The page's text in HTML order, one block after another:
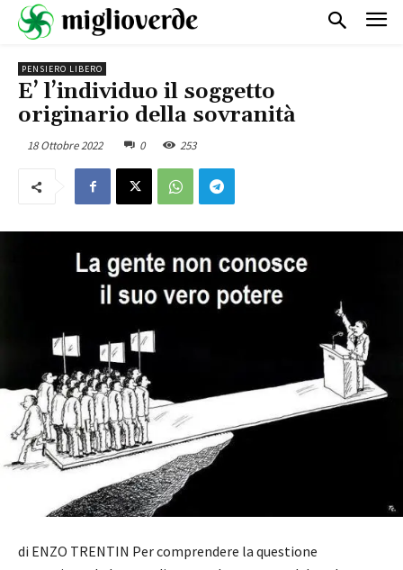
PENSIERO LIBERO
E’ l’individuo il soggetto
originario della sovranità
18 Ottobre 2022 0 253
di ENZO TRENTIN Per comprendere la questione